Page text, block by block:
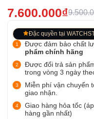
7.600.000₫
Đặc quyền tại
Được đảm bảo chất
phẩm chính hãng
Được đổi trả sản
trong vòng 3 ngày
Miễn phí vận chuyển
giao nhận.
Giao hàng hỏa tốc
hàng gần nhất)